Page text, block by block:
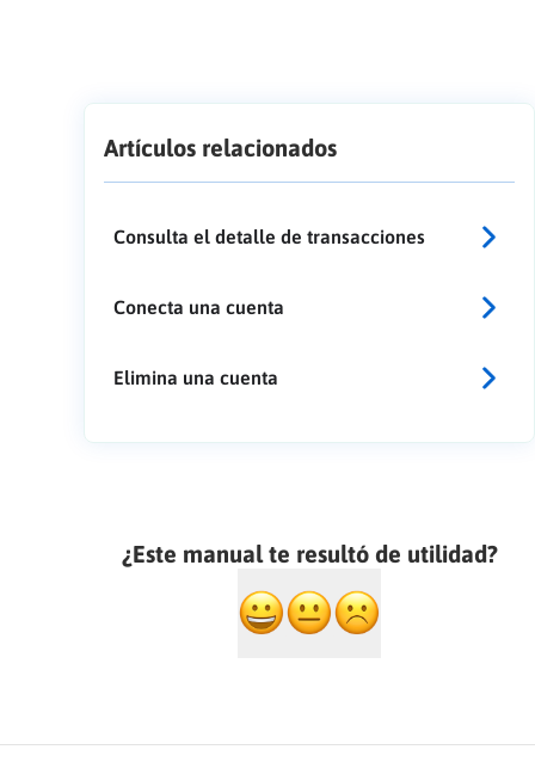
Artículos relacionados
Consulta el detalle de transacciones
Conecta una cuenta
Elimina una cuenta
¿Este manual te resultó de utilidad?